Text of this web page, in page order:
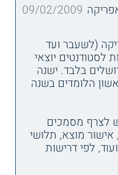
09/02/2009
(לשעבר ועד
יוצאי
בלבד. ישנה
הלומדים בשנה
לצרף מסמכים
אישור מוצא, תלושי
לפי דרישות